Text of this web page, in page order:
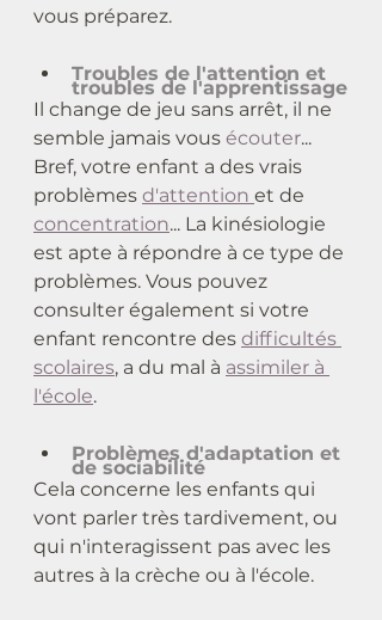
vous préparez.
Troubles de l'attention et
troubles de l'apprentissage
Il change de jeu sans arrêt, il ne
semble jamais vous écouter...
Bref, votre enfant a des vrais
problèmes d'attention et de
concentration... La kinésiologie
est apte à répondre à ce type de
problèmes. Vous pouvez
consulter également si votre
enfant rencontre des difficultés
scolaires, a du mal à assimiler à
l'école.
Problèmes d'adaptation et
de sociabilité
Cela concerne les enfants qui
vont parler très tardivement, ou
qui n'interagissent pas avec les
autres à la crèche ou à l'école.